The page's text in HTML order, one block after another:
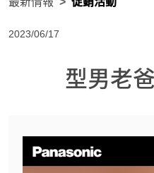
2023/06/17
型男老